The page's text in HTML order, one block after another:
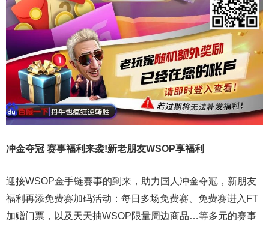
冲金夺冠 赛事福利来袭!新老朋友WSOP享福利
迎接WSOP金手链赛事的到来，助力国人冲金夺冠，新朋友
福利再添免费赛加码活动：每日多场免费赛、免费赛进入FT
加赠门票，以及天天抽WSOP限量周边商品…等多元的赛事